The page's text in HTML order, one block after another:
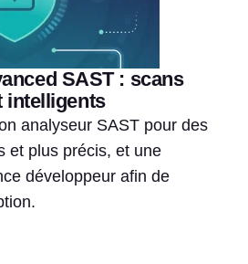
SAST : scans
intelligents
analyseur SAST pour des
et plus précis, et une
développeur afin de